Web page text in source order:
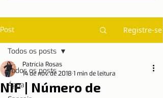
Post Registre-se
Todos os posts
Água
Todos os posts
NIF | Número de
Patrícia Rosas
14 de nov. de 2018 1 min de leitura